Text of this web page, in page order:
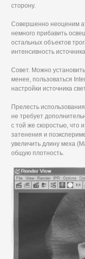
сторону.
Совершенно неоценим
немного прибавить
остальных объектов
интенсивность
Совет. Можно
менее, пользоваться
настройки источника
Прелесть
не требует
с той же скоростью, что
затенения и
увеличить длину меха
общую плотность.